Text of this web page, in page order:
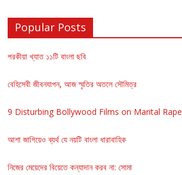
Popular Posts
পরকীয়া খ্যাত ১১টি বাংলা ছবি
বেহিসেবী জীবনযাপন, আজ স্মৃতির অতলে সৌমিত্র
9 Disturbing Bollywood Films on Marital Rape
আশা জাগিয়েও ব্যর্থ যে নয়টি বাংলা ধারাবাহিক
নিজের মেয়েদের বিয়েতে কন্যাদান করব না: সোমা